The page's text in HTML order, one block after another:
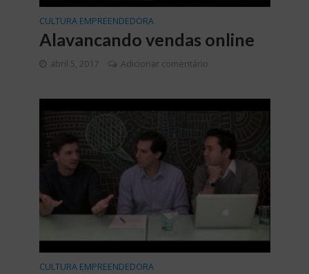
CULTURA EMPREENDEDORA
Alavancando vendas online
abril 5, 2017 Adicionar comentário
CULTURA EMPREENDEDORA